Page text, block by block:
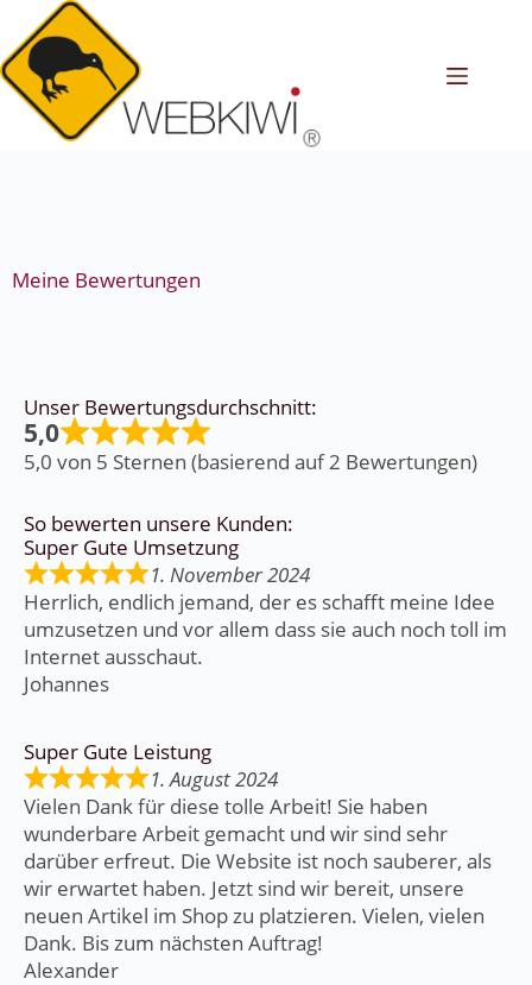
Meine Bewertungen
Unser Bewertungsdurchschnitt:
5,0
5,0 von 5 Sternen (basierend auf 2 Bewertungen)
So bewerten unsere Kunden:
Super Gute Umsetzung
1. November 2024
Herrlich, endlich jemand, der es schafft meine Idee
umzusetzen und vor allem dass sie auch noch toll im
Internet ausschaut.
Johannes
Super Gute Leistung
1. August 2024
Vielen Dank für diese tolle Arbeit! Sie haben
wunderbare Arbeit gemacht und wir sind sehr
darüber erfreut. Die Website ist noch sauberer, als
wir erwartet haben. Jetzt sind wir bereit, unsere
neuen Artikel im Shop zu platzieren. Vielen, vielen
Dank. Bis zum nächsten Auftrag!
Alexander